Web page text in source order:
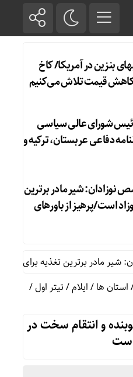
بنزین در آمریکا/ کاخ
قیمت تلاش می‌کنیم
شورای عالی سیاسی
دفاعی عربستان، ترکیه و
شیر مادر برترین
است/پرهیز از باورهای
برترین تغذیه برای نوزاد است/
استان ها/ایلام/تیتر اول/
و انتقام سخت در